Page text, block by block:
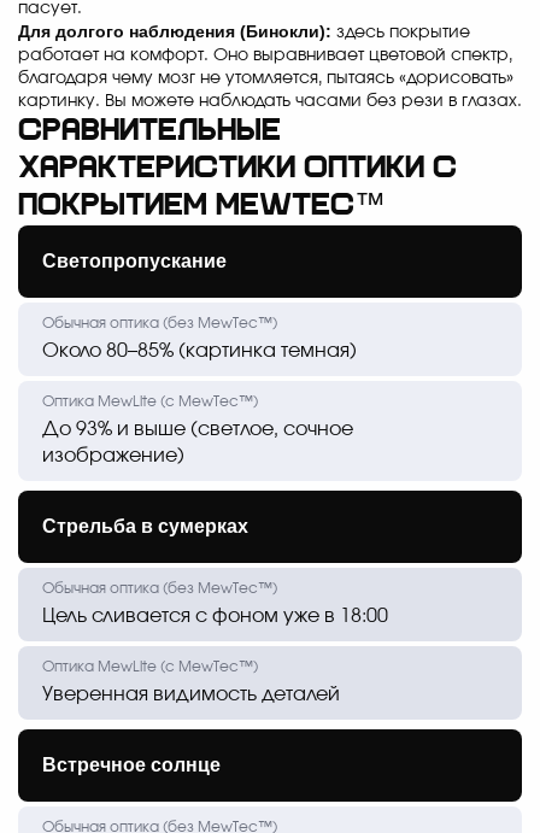
пасует.
Для долгого наблюдения (Бинокли): здесь покрытие
работает на комфорт. Оно выравнивает цветовой спектр,
благодаря чему мозг не утомляется, пытаясь «дорисовать»
картинку. Вы можете наблюдать часами без рези в глазах.
Сравнительные
характеристики оптики с
покрытием MewTec™
Светопропускание
Около 80–85% (картинка темная)
До 93% и выше (светлое, сочное
изображение)
Стрельба в сумерках
Цель сливается с фоном уже в 18:00
Уверенная видимость деталей
Встречное солнце